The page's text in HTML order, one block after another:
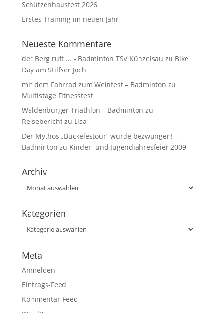
Schützenhausfest 2026
Erstes Training im neuen Jahr
Neueste Kommentare
der Berg ruft ... - Badminton TSV Künzelsau zu Bike
Day am Stilfser Joch
mit dem Fahrrad zum Weinfest – Badminton zu
Multistage Fitnesstest
Waldenburger Triathlon – Badminton zu
Reisebericht zu Lisa
Der Mythos „Buckelestour“ wurde bezwungen! –
Badminton zu Kinder- und Jugendjahresfeier 2009
Archiv
Kategorien
Meta
Anmelden
Eintrags-Feed
Kommentar-Feed